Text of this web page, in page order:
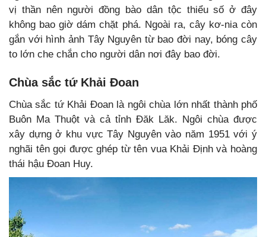
vị thần nên người đồng bào dân tộc thiểu số ở đây
không bao giờ dám chặt phá. Ngoài ra, cây kơ-nia còn
gắn với hình ảnh Tây Nguyên từ bao đời nay, bóng cây
to lớn che chắn cho người dân nơi đây bao đời.
Chùa sắc tứ Khải Đoan
Chùa sắc tứ Khải Đoan là ngôi chùa lớn nhất thành phố
Buôn Ma Thuột và cả tỉnh Đăk Lăk. Ngôi chùa được
xây dựng ở khu vực Tây Nguyên vào năm 1951 với ý
nghãi tên gọi được ghép từ tên vua Khải Định và hoàng
thái hậu Đoan Huy.